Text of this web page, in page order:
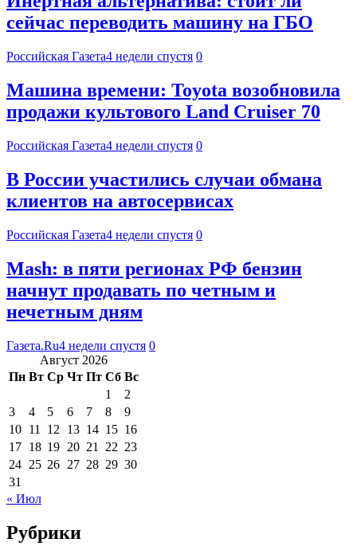
сейчас переводить машину на ГБО
Российская Газета4 недели спустя 0
Машина времени: Toyota возобновила
продажи культового Land Cruiser 70
Российская Газета4 недели спустя 0
В России участились случаи обмана
клиентов на автосервисах
Российская Газета4 недели спустя 0
Mash: в пяти регионах РФ бензин
начнут продавать по четным и
нечетным дням
Газета.Ru4 недели спустя 0
Август 2026
Пн Вт Ср Чт Пт Сб Вс
1
2
3
4 5 6 7 8
9
10 11 12 13 14 15 16
17 18 19 20 21 22 23
24 25 26 27 28 29 30
31
« Июл
Рубрики